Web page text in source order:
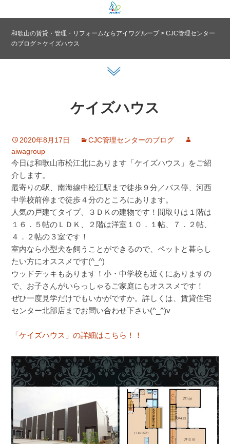
和歌山の賃貸・管理・リフォームならアイワグループ>CJC管理センター
のブログ >ケイズハウス
ケイズハウス
2020年8月17日
CJC管理センターのブログ
aiwagroup
今日は和歌山市松江北にあります「ケイズハウス」をご紹
介します。
最寄りの駅、南海線中松江駅まで徒歩９分／バス停、河西
中学校前停まで徒歩４分のところにあります。
人気の戸建てタイプ、３ＤＫの建物です！間取りは１階は
１６．５帖のＬＤＫ、２階は洋室１０．１帖、７．２帖、
４．２帖の３室です！
室内なら小型犬を飼うことができるので、ペットと暮らし
たい方にオススメです(^_^)
ウッドデッキもあります！小・中学校も近くにありますの
で、お子さんがいらっしゃるご家庭にもオススメです！
ぜひ一度見学だけでもいかがですか。詳しくは、賃貸住宅
センター北部店までお問い合わせ下さい(^_^)v
「ケイズハウス」の詳細はこちら！！